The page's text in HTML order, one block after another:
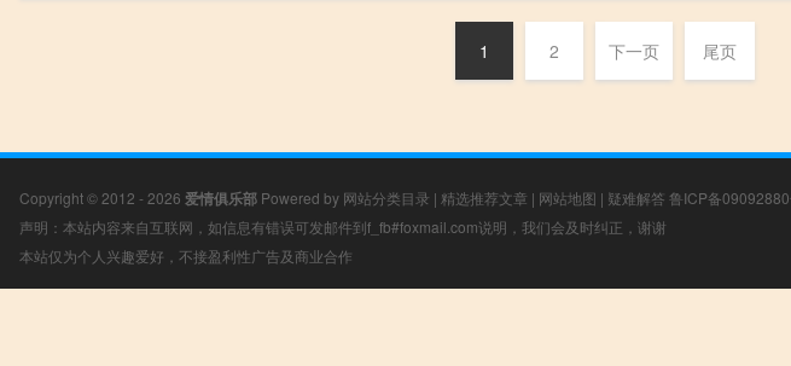
1 2 下一页 尾页
Copyright © 2012 - 2026 爱情俱乐部 Powered by 网站分类目录 | 精选推荐文章 | 网站地图 | 疑难解答 鲁ICP备
声明：本站内容来自互联网，如信息有错误可发邮件到f_fb#foxmail.com说明，我们会及时纠正，谢谢
本站仅为个人兴趣爱好，不接盈利性广告及商业合作